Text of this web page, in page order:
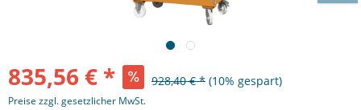
835,56 € * 928,40 € * (10% gespart)
Preise zzgl. gesetzlicher MwSt.